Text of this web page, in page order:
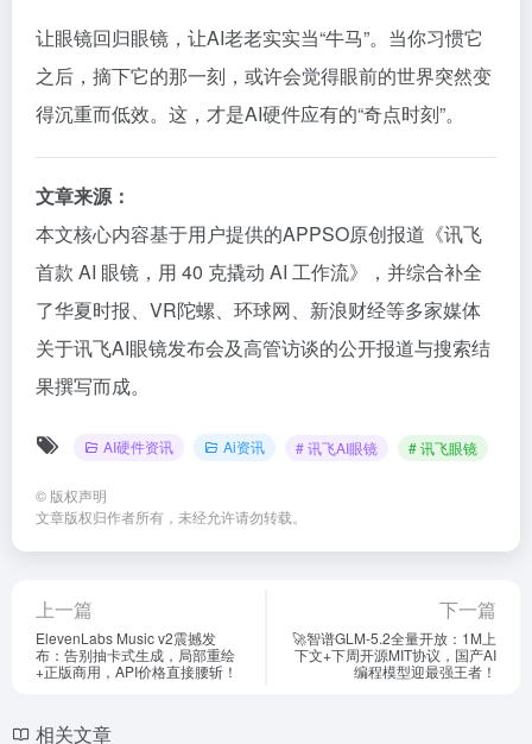
让眼镜回归眼镜，让AI老老实实当“牛马”。当你习惯它
之后，摘下它的那一刻，或许会觉得眼前的世界突然变
得沉重而低效。这，才是AI硬件应有的“奇点时刻”。
文章来源：
本文核心内容基于用户提供的APPSO原创报道《讯飞
首款 AI 眼镜，用 40 克撬动 AI 工作流》，并综合补全
了华夏时报、VR陀螺、环球网、新浪财经等多家媒体
关于讯飞AI眼镜发布会及高管访谈的公开报道与搜索结
果撰写而成。
AI硬件资讯 Ai资讯 # 讯飞AI眼镜 # 讯飞眼镜
© 版权声明
文章版权归作者所有，未经允许请勿转载。
上一篇
ElevenLabs Music v2震撼发
布：告别抽卡式生成，局部重绘
+正版商用，API价格直接腰斩！
下一篇
🚀智谱GLM-5.2全量开放：1M上
下文+下周开源MIT协议，国产AI
编程模型迎最强王者！
相关文章